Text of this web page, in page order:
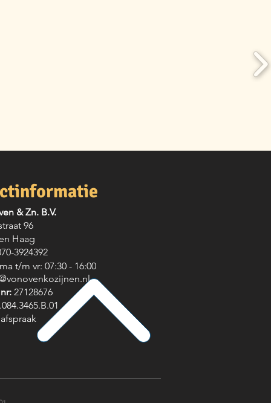
& Zn. B.V.
96
Haag
3924392
nr:27128676
ma t/m vr: 07:30 - 16:00